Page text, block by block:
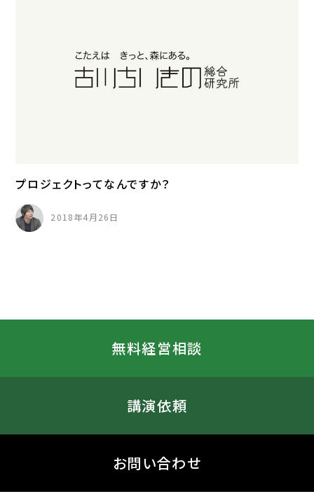
プロジェクトってなんですか？
2018年4月26日
無料経営相談
講演依頼
お問い合わせ